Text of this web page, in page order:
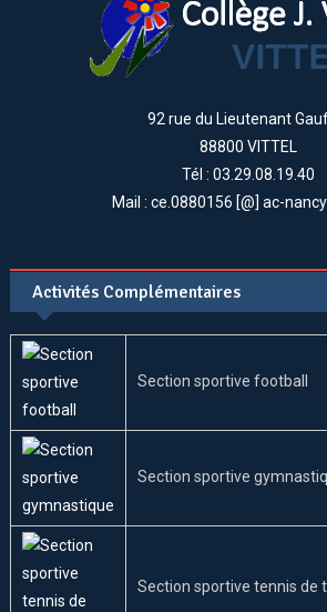
92 rue du Lieutenant
88800 VITTEL
Tél : 03.29.08.19.40
Mail : ce.0880156 [@] ac-
Activités Complémentaires
Section sportive football
Section sportive
Section sportive tennis de